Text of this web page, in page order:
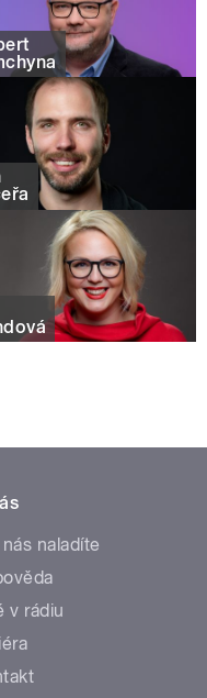
naladíte
v rádiu